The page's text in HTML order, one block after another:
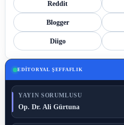
Reddit
Blogger
Diigo
EDITORYAL ŞEFFAFLIK
YAYIN SORUMLUSU
Op. Dr. Ali Gürtuna